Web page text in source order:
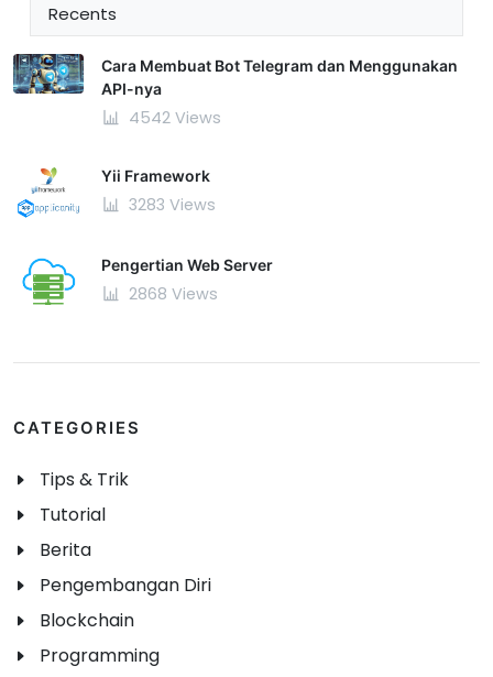
Recents
Cara Membuat Bot Telegram dan Menggunakan
API-nya
4542 Views
Yii Framework
3283 Views
Pengertian Web Server
2868 Views
CATEGORIES
Tips & Trik
Tutorial
Berita
Pengembangan Diri
Blockchain
Programming